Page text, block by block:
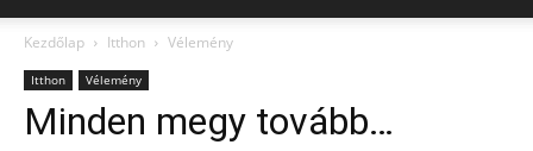
Kezdőlap Itthon Vélemény
Itthon Vélemény
Minden megy tovább…